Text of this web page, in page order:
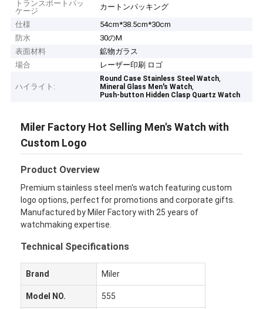
トランスポートパッ
ケージ
カートンパッキング
仕様
54cm*38.5cm*30cm
防水
30のM
表面材料
鉱物ガラス
場合
レーザー印刷 ロゴ
ハイライト:
Round Case Stainless Steel Watch,
Mineral Glass Men's Watch,
Push-button Hidden Clasp Quartz Watch
Miler Factory Hot Selling Men's Watch with
Custom Logo
Product Overview
Premium stainless steel men's watch featuring custom
logo options, perfect for promotions and corporate gifts.
Manufactured by Miler Factory with 25 years of
watchmaking expertise.
Technical Specifications
Brand Miler
Model NO. 555